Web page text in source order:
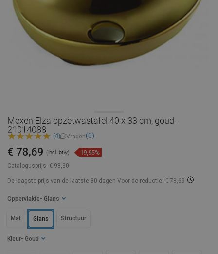
Mexen Elza opzetwastafel 40 x 33 cm, goud -
21014088
(4) Vragen(0)
Catalogusprijs: € 98,30
€ 78,69 (incl. btw) 19,95%
De laagste prijs van de laatste 30 dagen Voor de reductie: € 78,69
Kleur - Goud
Oppervlakte - Glans
Mat Glans Structuur